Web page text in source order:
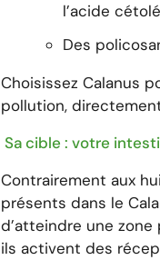
l’acide
Des
Choisissez Calanus
pollution,
Sa cible : votre
Contrairement aux
présents dans le
d’atteindre une zone
ils activent des